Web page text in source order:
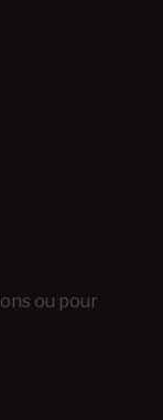
ou pour